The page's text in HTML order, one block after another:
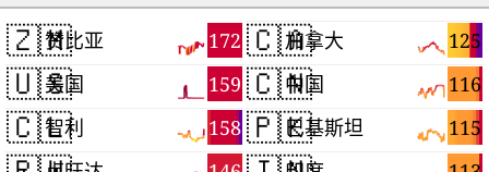
🇿🇲 172
赞比亚
🇺🇸 159
美国
🇨🇱 158
智利
🇨🇦 125
加拿大
🇨🇳 116
中国
🇵🇰 115
巴基斯坦